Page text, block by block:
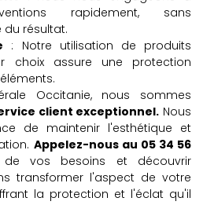
rapidement, sans
résultat.
: Notre utilisation de produits
choix assure une protection
Occitanie, nous sommes
client exceptionnel. Nous
de maintenir l'esthétique et
Appelez-nous au 05 34 56
vos besoins et découvrir
transformer l'aspect de votre
la protection et l'éclat qu'il